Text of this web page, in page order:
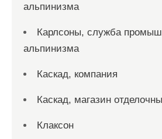
альпинизма
Карлсоны, служба
альпинизма
Каскад, компания
Каскад, магазин
Клаксон